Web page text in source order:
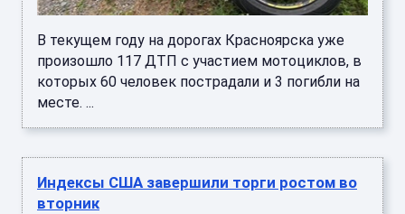
В текущем году на дорогах Красноярска уже
произошло 117 ДТП с участием мотоциклов, в
которых 60 человек пострадали и 3 погибли на
месте. ...
Индексы США завершили торги ростом во
вторник